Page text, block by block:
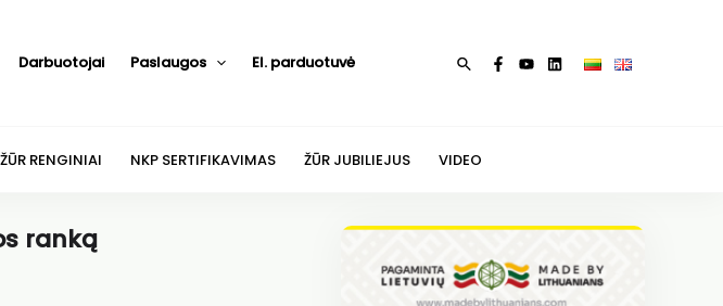
Darbuotojai Paslaugos El. parduotuvė Paieška
ŽŪR RENGINIAI NKP SERTIFIKAVIMAS ŽŪR JUBILIEJUS VIDEO
ranką